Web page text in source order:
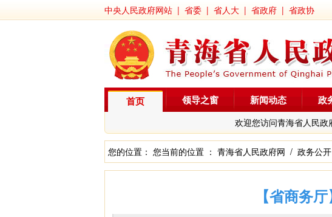
中央人民政府网站 | 省委 | 省人大 | 省政府 | 省政协
首页
欢迎您访问青海省人民政
领导之窗 新闻动态 政
您的位置： 您当前的位置 ： 青海省人民政府网 / 政务公开
【省商务